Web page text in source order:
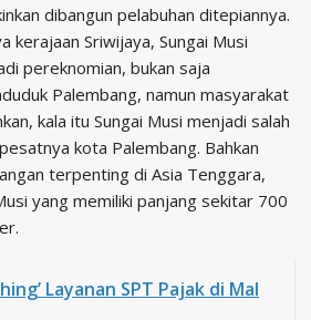
dibangun pelabuhan ditepiannya.
kerajaan Sriwijaya, Sungai Musi
pereknomian, bukan saja
Palembang, namun masyarakat
kala itu Sungai Musi menjadi salah
kota Palembang. Bahkan
terpenting di Asia Tenggara,
yang memiliki panjang sekitar 700
Layanan SPT Pajak di Mal